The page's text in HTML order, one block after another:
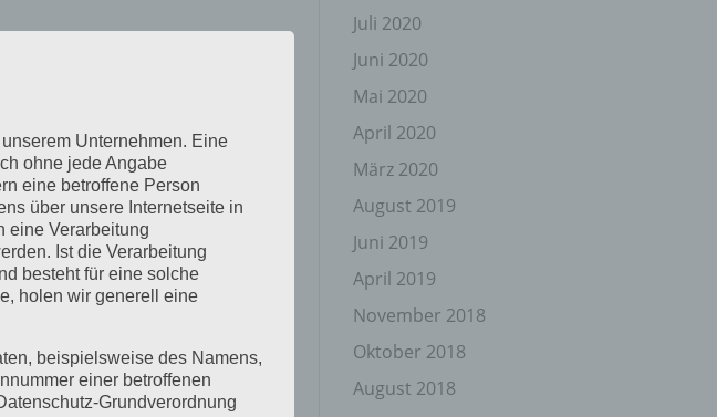
Juli 2020
Juni 2020
Mai 2020
April 2020
März 2020
August 2019
Juni 2019
April 2019
November 2018
Oktober 2018
August 2018
Unternehmen. Eine
ohne jede Angabe
eine betroffene Person
über unsere Internetseite in
eine Verarbeitung
Ist die Verarbeitung
besteht für eine solche
holen wir generell eine
beispielsweise des Namens,
einer betroffenen
Grundverordnung